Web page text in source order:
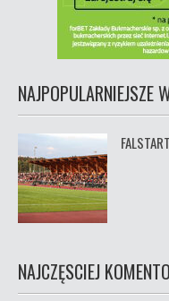
NAJPOPULARNIEJSZE
NAJCZĘSCIEJ